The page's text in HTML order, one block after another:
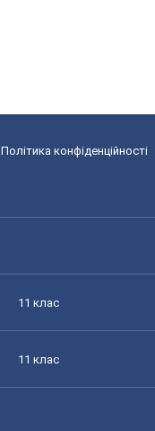
Політика конфіденційності
11 клас
11 клас